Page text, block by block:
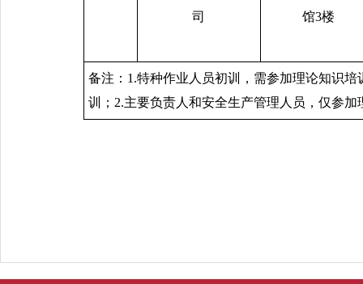
司
馆3楼
备注：1.特种作业人员初训，需参加理论知识
训；2.主要负责人和安全生产管理人员，仅参加